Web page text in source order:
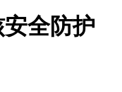
全防护